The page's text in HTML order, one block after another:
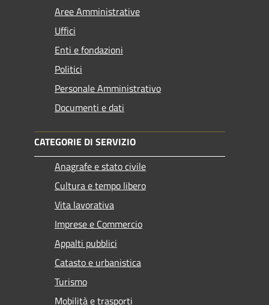
Aree Amministrative
Uffici
Enti e fondazioni
Politici
Personale Amministrativo
Documenti e dati
CATEGORIE DI SERVIZIO
Anagrafe e stato civile
Cultura e tempo libero
Vita lavorativa
Imprese e Commercio
Appalti pubblici
Catasto e urbanistica
Turismo
Mobilità e trasporti